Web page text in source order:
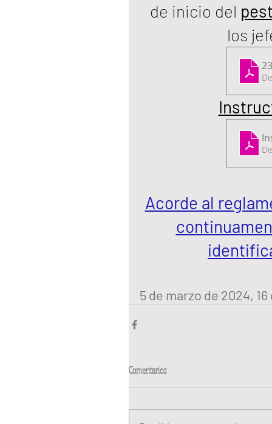
de inicio del
los
Acorde al
5 de marzo de 2024,
Comentarios